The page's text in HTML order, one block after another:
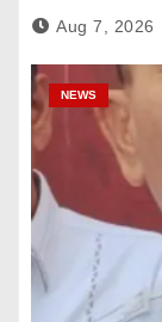
Pemerintah
Aug 7, 2026
NEWS